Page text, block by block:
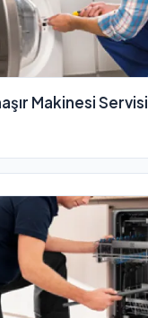
Makinesi Servisi